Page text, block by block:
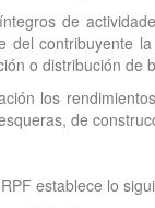
de
del contribuyente
o distribución de
los
de
establece lo